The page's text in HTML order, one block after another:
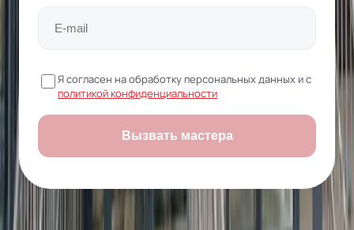
Я согласен на обработку персональных данных и с
политикой конфиденциальности
Вызвать мастера